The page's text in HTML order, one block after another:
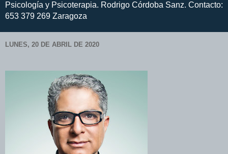
Psicología y Psicoterapia. Rodrigo Córdoba Sanz. Contacto:
653 379 269 Zaragoza
LUNES, 20 DE ABRIL DE 2020